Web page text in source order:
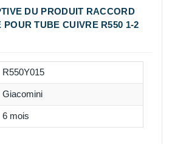
DU PRODUIT RACCORD
POUR TUBE CUIVRE R550 1-2
R550Y015
Giacomini
6 mois